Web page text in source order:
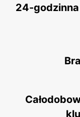
BADEN
HEIDELBERG -
24-